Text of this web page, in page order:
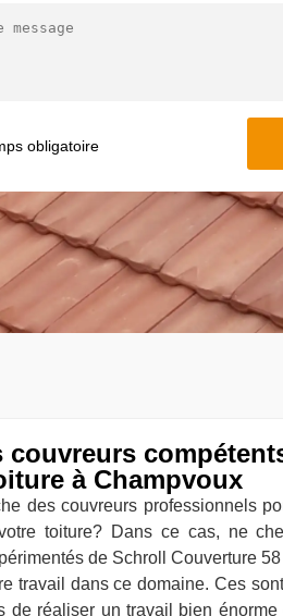
obligatoire
couvreurs
à Champvoux
des couvreurs professionnels
toiture? Dans ce cas, ne
de Schroll Couverture
travail dans ce domaine. Ces
de réaliser un travail bien énorme